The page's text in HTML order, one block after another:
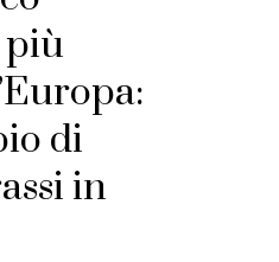
di
in